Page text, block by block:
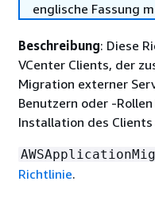
englische Fassung
Beschreibung: Diese
VCenter Clients, der
Migration externer
Benutzern oder -
Installation des Clients
Richtlinie.